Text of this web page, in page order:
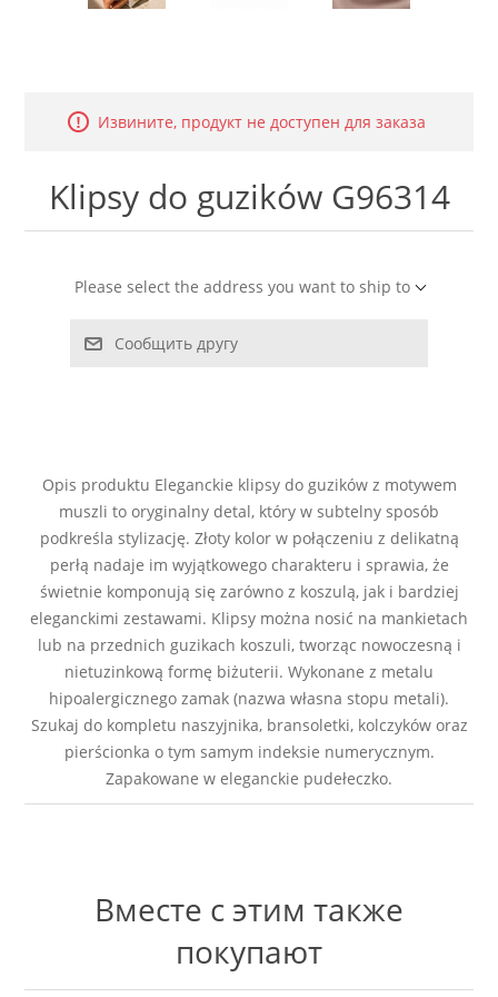
LABRADORYT
MASA PERŁOWA
RODOCHROZYT
Извините, продукт не доступен для заказа
Klipsy do guzików G96314
Please select the address you want to ship to
Сообщить другу
Opis produktu Eleganckie klipsy do guzików z motywem
muszli to oryginalny detal, który w subtelny sposób
podkreśla stylizację. Złoty kolor w połączeniu z delikatną
perłą nadaje im wyjątkowego charakteru i sprawia, że
świetnie komponują się zarówno z koszulą, jak i bardziej
eleganckimi zestawami. Klipsy można nosić na mankietach
lub na przednich guzikach koszuli, tworząc nowoczesną i
nietuzinkową formę biżuterii. Wykonane z metalu
hipoalergicznego zamak (nazwa własna stopu metali).
Szukaj do kompletu naszyjnika, bransoletki, kolczyków oraz
pierścionka o tym samym indeksie numerycznym.
Zapakowane w eleganckie pudełeczko.
Вместе с этим также
покупают